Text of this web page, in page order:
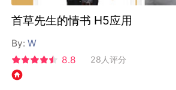
首草先生的情书 H5应用
By:W
8.8
28人评分